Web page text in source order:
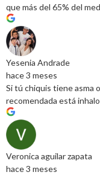
que más del 65% del
Yesenia Andrade
hace 3 meses
Si tú chiquis tiene asma
recomendada está
Veronica aguilar zapata
hace 3 meses